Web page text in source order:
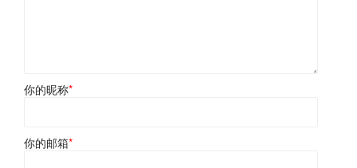
你的昵称*
你的邮箱*